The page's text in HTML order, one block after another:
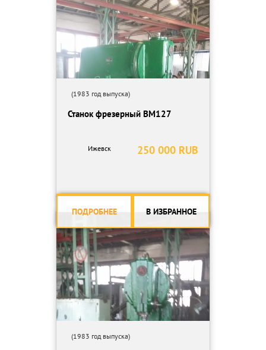
(1983 год выпуска)
Станок фрезерный ВМ127
250 000 RUB
Ижевск
ПОДРОБНЕЕ В ИЗБРАННОЕ
(1983 год выпуска)